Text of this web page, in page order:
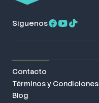
Síguenos
Contacto
Términos y Condiciones
Blog